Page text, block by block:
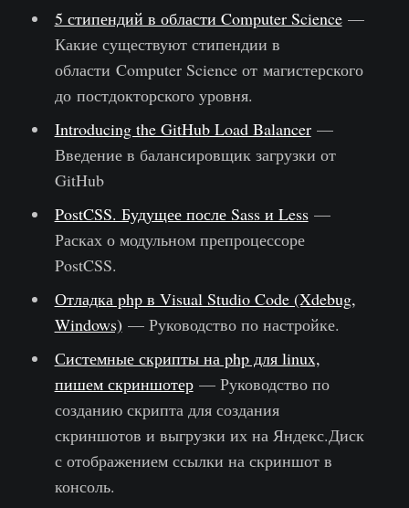
5 стипендий в области Computer Science—
Какие существуют стипендии в
области Computer Science от магистерского
до постдокторского уровня.
Introducing the GitHub Load Balancer—
Введение в балансировщик загрузки от
GitHub
PostCSS. Будущее после Sass и Less—
Расках о модульном препроцессоре
PostCSS.
Отладка php в Visual Studio Code (Xdebug,
Windows) — Руководство по настройке.
Системные скрипты на php для linux,
пишем скриншотер— Руководство по
созданию скрипта для создания
скриншотов и выгрузки их на Яндекс.Диск
с отображением ссылки на скриншот в
консоль.